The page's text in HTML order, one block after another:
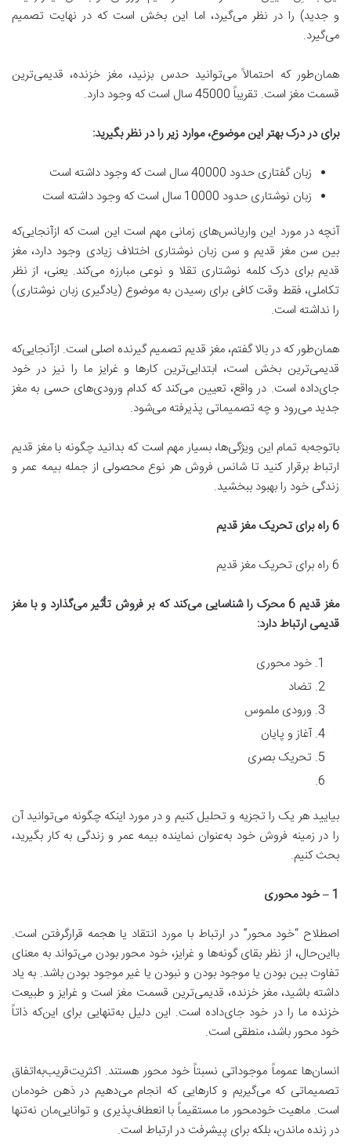
و جدید) را در نظر می‌گیرد، اما این بخش است که در نهایت تصمیم
می‌گیرد.
همان‌طور که احتمالاً می‌توانید حدس بزنید، مغز خزنده، قدیمی‌ترین
قسمت مغز است. تقریباً 45000 سال است که وجود دارد.
برای در درک بهتر این موضوع، موارد زیر را در نظر بگیرید:
زبان گفتاری حدود 40000 سال است که وجود داشته است
زبان نوشتاری حدود 10000 سال است که وجود داشته است
آنچه در مورد این واریانس‌های زمانی مهم است این است که ازآنجایی‌که
بین سن مغز قدیم و سن زبان نوشتاری اختلاف زیادی وجود دارد، مغز
قدیم برای درک کلمه نوشتاری تقلا و نوعی مبارزه می‌کند. یعنی، از نظر
تکاملی، فقط وقت کافی برای رسیدن به موضوع (یادگیری زبان نوشتاری)
را نداشته است.
همان‌طور که در بالا گفتم، مغز قدیم تصمیم گیرنده اصلی است. ازآنجایی‌که
قدیمی‌ترین بخش است، ابتدایی‌ترین کارها و غرایز ما را نیز در خود
جای‌داده است. در واقع، تعیین می‌کند که کدام ورودی‌های حسی به مغز
جدید می‌رود و چه تصمیماتی پذیرفته می‌شود.
باتوجه‌به تمام این ویژگی‌ها، بسیار مهم است که بدانید چگونه با مغز قدیم
ارتباط برقرار کنید تا شانس فروش هر نوع محصولی از جمله بیمه عمر و
زندگی خود را بهبود ببخشید.
6راه برای تحریک مغز قدیم
6 راه برای تحریک مغز قدیم
مغز قدیم 6 محرک را شناسایی می
کند که بر فروش تأثیر میگذارد و با مغز
قدیمی ارتباط دارد:
خود محوری
تضاد
ورودی ملموس
آغاز و پایان
تحریک بصری
بیایید هر یک را تجزیه و تحلیل کنیم و در مورد اینکه چگونه می‌توانید آن
را در زمینه فروش خود به‌عنوان نماینده بیمه عمر و زندگی به کار بگیرید،
بحث کنیم.
1 –
خود محوری
اصطلاح “خود محور” در ارتباط با مورد انتقاد یا هجمه قرارگرفتن است.
بااین‌حال، از نظر بقای گونه‌ها و غرایز، خود محور بودن می‌تواند به معنای
تفاوت بین بودن یا موجود بودن و نبودن یا غیر موجود بودن باشد. به یاد
داشته باشید، مغز خزنده، قدیمی‌ترین قسمت مغز است و غرایز و طبیعت
خزنده ما را در خود جای‌داده است. این دلیل به‌تنهایی برای این‌که ذاتاً
خود محور باشد، منطقی است.
انسان‌ها عموماً موجوداتی نسبتاً خود محور هستند. اکثریت‌قریب‌به‌اتفاق
تصمیماتی که می‌گیریم و کارهایی که انجام می‌دهیم در ذهن خودمان
است. ماهیت خودمحور ما مستقیماً با انعطاف‌پذیری و توانایی‌مان نه‌تنها
در زنده ماندن، بلکه برای پیشرفت در ارتباط است.